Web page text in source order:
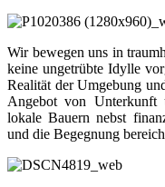
Wir bewegen uns in
keine ungetrübte Idylle
Realität der Umgebung
Angebot von Unterkunft
lokale Bauern nebst
und die Begegnung